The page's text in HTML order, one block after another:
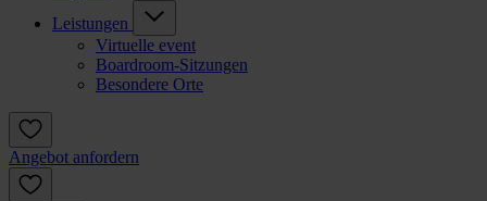
Leistungen
Virtuelle event
Boardroom-Sitzungen
Besondere Orte
Angebot anfordern